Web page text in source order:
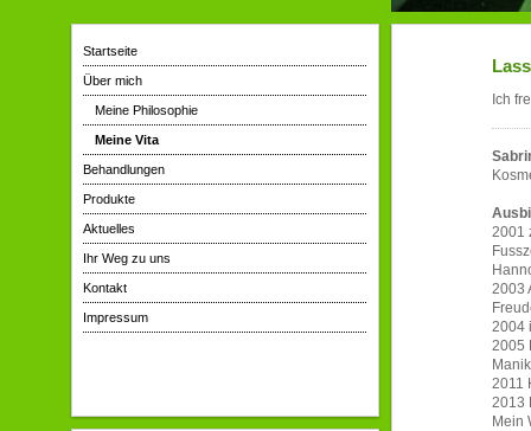
Startseite
Über mich
Meine Philosophie
Meine Vita
Behandlungen
Produkte
Aktuelles
Ihr Weg zu uns
Kontakt
Impressum
Ich
2001
2003
2004
2005
2011
2013
Mein